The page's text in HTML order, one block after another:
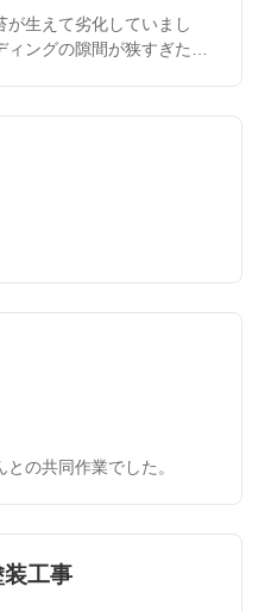
が生えて劣化していまし
ィングの隙間が狭すぎたた
の共同作業でした。
工事